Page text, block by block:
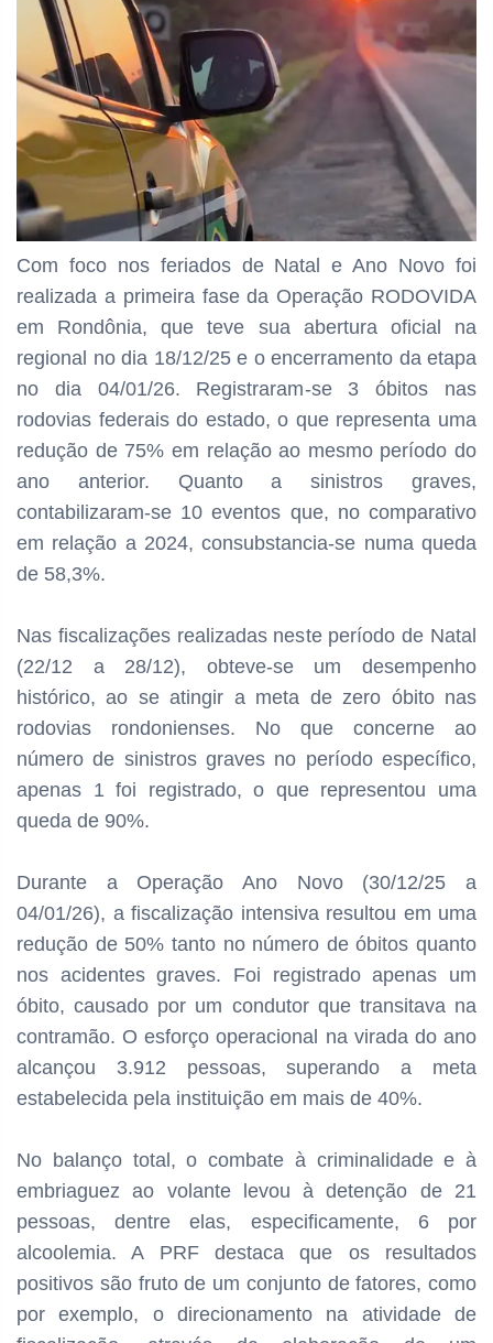
Com foco nos feriados de Natal e Ano Novo foi
realizada a primeira fase da Operação RODOVIDA
em Rondônia, que teve sua abertura oficial na
regional no dia 18/12/25 e o encerramento da etapa
no dia 04/01/26. Registraram-se 3 óbitos nas
rodovias federais do estado, o que representa uma
redução de 75% em relação ao mesmo período do
ano anterior. Quanto a sinistros graves,
contabilizaram-se 10 eventos que, no comparativo
em relação a 2024, consubstancia-se numa queda
de 58,3%.
Nas fiscalizações realizadas neste período de Natal
(22/12 a 28/12), obteve-se um desempenho
histórico, ao se atingir a meta de zero óbito nas
rodovias rondonienses. No que concerne ao
número de sinistros graves no período específico,
apenas 1 foi registrado, o que representou uma
queda de 90%.
Durante a Operação Ano Novo (30/12/25 a
04/01/26), a fiscalização intensiva resultou em uma
redução de 50% tanto no número de óbitos quanto
nos acidentes graves. Foi registrado apenas um
óbito, causado por um condutor que transitava na
contramão. O esforço operacional na virada do ano
alcançou 3.912 pessoas, superando a meta
estabelecida pela instituição em mais de 40%.
No balanço total, o combate à criminalidade e à
embriaguez ao volante levou à detenção de 21
pessoas, dentre elas, especificamente, 6 por
alcoolemia. A PRF destaca que os resultados
positivos são fruto de um conjunto de fatores, como
por exemplo, o direcionamento na atividade de